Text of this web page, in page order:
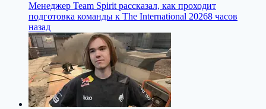
Менеджер Team Spirit рассказал, как проходит
подготовка команды к The International 20268 часов
назад